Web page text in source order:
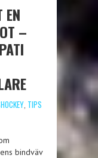
EN
–
, TIPS
bindväv